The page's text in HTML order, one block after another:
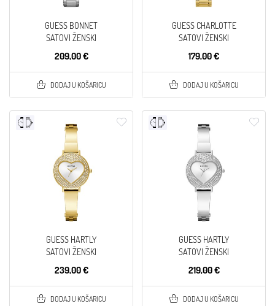
GUESS BONNET
SATOVI ŽENSKI
209,00 €
DODAJ U KOŠARICU
GUESS CHARLOTTE
SATOVI ŽENSKI
179,00 €
DODAJ U KOŠARICU
GUESS HARTLY
SATOVI ŽENSKI
239,00 €
DODAJ U KOŠARICU
GUESS HARTLY
SATOVI ŽENSKI
219,00 €
DODAJ U KOŠARICU